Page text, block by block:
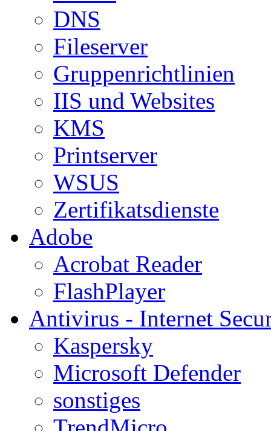
DNS
Fileserver
Gruppenrichtlinien
IIS und Websites
KMS
Printserver
WSUS
Zertifikatsdienste
Adobe
Acrobat Reader
FlashPlayer
Antivirus - Internet
Kaspersky
Microsoft Defender
sonstiges